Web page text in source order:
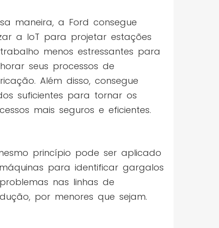
maneira, a Ford consegue
a IoT para projetar estações
menos estressantes para
seus processos de
Além disso, consegue
suficientes para tornar os
mais seguros e eficientes.
princípio pode ser aplicado
para identificar gargalos
nas linhas de
por menores que sejam.